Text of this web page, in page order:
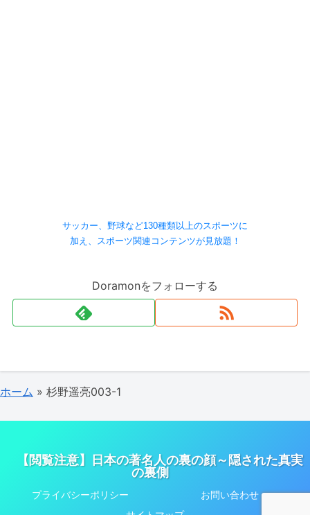
サッカー、野球など130種類以上のスポーツに
加え、スポーツ関連コンテンツが見放題！
Doramonをフォローする
ホーム » 杉野遥亮003-1
【閲覧注意】日本の著名人の裏の顔～隠された真実
の裏側
プライバシーポリシー
お問い合わせ